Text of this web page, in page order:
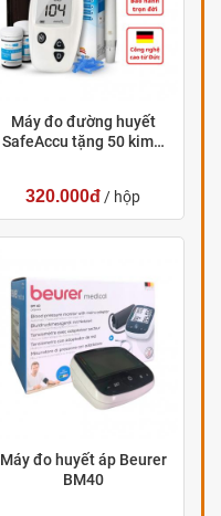
Máy đo đường huyết
SafeAccu tặng 50 kim…
320.000đ / hộp
Máy đo huyết áp Beurer
BM40